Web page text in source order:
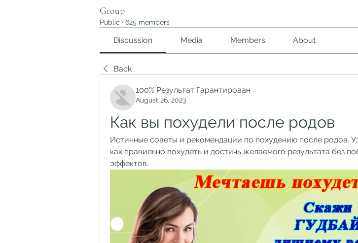
Group
Public · 625 members
Discussion Media Members About
Back
100% Результат Гарантирован
August 26, 2023
Как вы похудели после родов
Истинные советы и рекомендации по похудению после родов.
как правильно похудеть и достичь желаемого результата без
эффектов.